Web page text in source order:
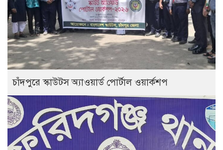
চাঁদপুরে স্কাউটস অ্যাওয়ার্ড পোর্টাল ওয়ার্কশপ